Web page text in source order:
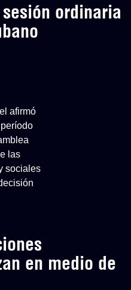
ordinaria
afirmó
las
sociales
en medio de